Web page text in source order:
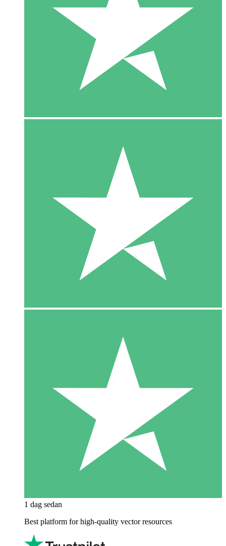
1 dag sedan
Best platform for high-quality vector resources